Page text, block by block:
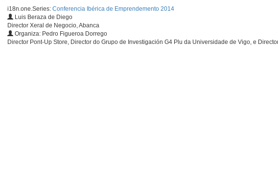
i18n.one.Series: Conferencia Ibérica de Emprendemento 2014
Luis Beraza de Diego
Director Xeral de Negocio, Abanca
Organiza: Pedro Figueroa Dorrego
Director Pont-Up Store, Director do Grupo de Investigación G4 Plu da Universidade de Vigo, e